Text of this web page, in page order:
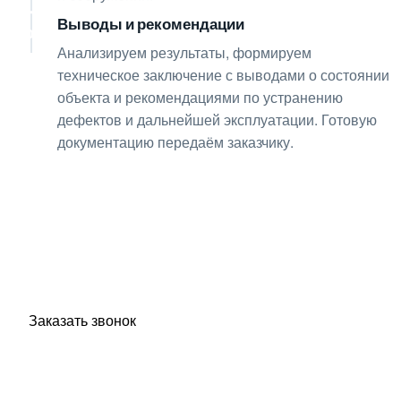
08
Выводы и рекомендации
Анализируем результаты, формируем
техническое заключение с выводами о состоянии
объекта и рекомендациями по устранению
дефектов и дальнейшей эксплуатации. Готовую
документацию передаём заказчику.
Заказать звонок